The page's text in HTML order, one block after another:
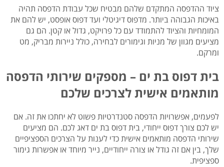
ציוד ההדפסה המתקדם שלהם מבטיח שכל עבודת הדפסה תהיה
באיכות הגבוהה ביותר. מדפוס דיגיטלי ועד דפוס אופסט, יש להם את
המומחיות והציוד להתמודד עם כל פרויקט, גדול או קטן. הם גם
מציעים מגוון של מניות וגימורים לבחירה, כולל ניירות מבריק, מט
ומרקם.
בית דפוס בת ים – מספקים שירותי הדפסה
מותאמים אישית לצרכים שלכם
לפעמים, אפשרויות הדפסה סטנדרטיות פשוט לא יחתכו את זה. אם
יש לכם צורך דפוס ייחודי, בית דפוס בת ים דאג לכם. הם מציעים
שירותי הדפסה מותאמים אישית כדי לענות על הצרכים הספציפיים
שלך, בין אם זה גודל או צורה ייחודיים, נייר מיוחד או אפשרות גימור
ספציפית.